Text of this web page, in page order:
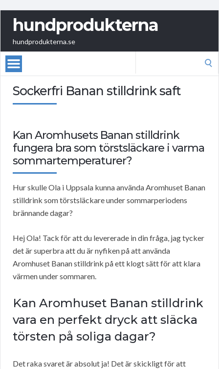
hundprodukterna
hundprodukterna.se
Sockerfri Banan stilldrink saft
Kan Aromhusets Banan stilldrink
fungera bra som törstsläckare i varma
sommartemperaturer?
Hur skulle Ola i Uppsala kunna använda Aromhuset Banan
stilldrink som törstsläckare under sommarperiodens
brännande dagar?
Hej Ola! Tack för att du levererade in din fråga, jag tycker
det är superbra att du är nyfiken på att använda
Aromhuset Banan stilldrink på ett klogt sätt för att klara
värmen under sommaren.
Kan Aromhuset Banan stilldrink
vara en perfekt dryck att släcka
törsten på soliga dagar?
Det raka svaret är absolut ja! Det är skickligt för att